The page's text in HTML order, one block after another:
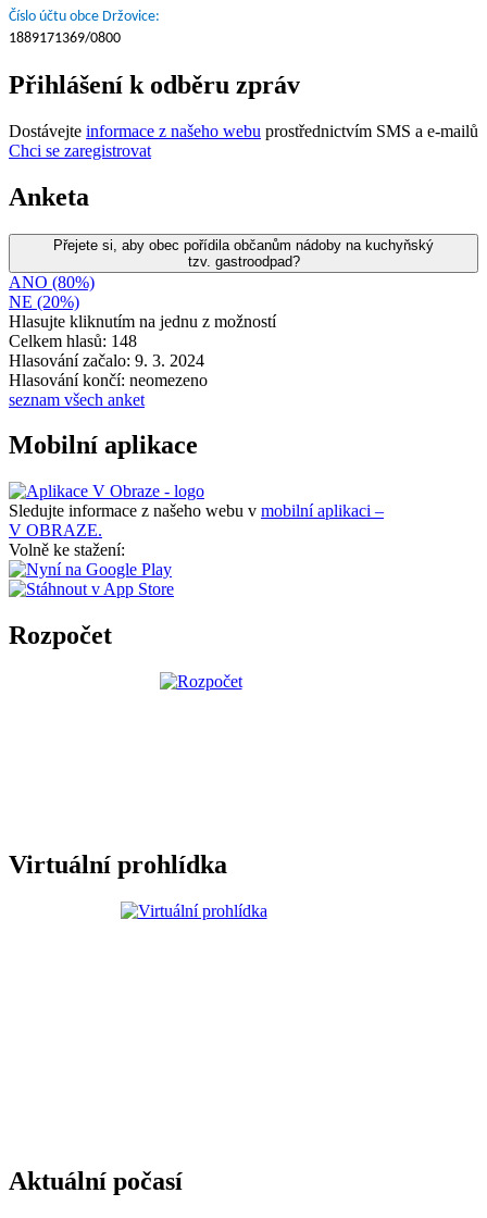
Číslo účtu obce Držovice:
1889171369/0800
Přihlášení k odběru zpráv
Dostávejte informace z našeho webu prostřednictvím SMS a e-mailů
Chci se zaregistrovat
Anketa
Přejete si, aby obec pořídila občanům nádoby na kuchyňský
tzv. gastroodpad?
ANO (80%)
NE (20%)
Hlasujte kliknutím na jednu z možností
Celkem hlasů: 148
Hlasování začalo: 9. 3. 2024
Hlasování končí: neomezeno
seznam všech anket
Mobilní aplikace
Sledujte informace z našeho webu v mobilní aplikaci –
V OBRAZE.
Volně ke stažení:
Rozpočet
Virtuální prohlídka
Aktuální počasí